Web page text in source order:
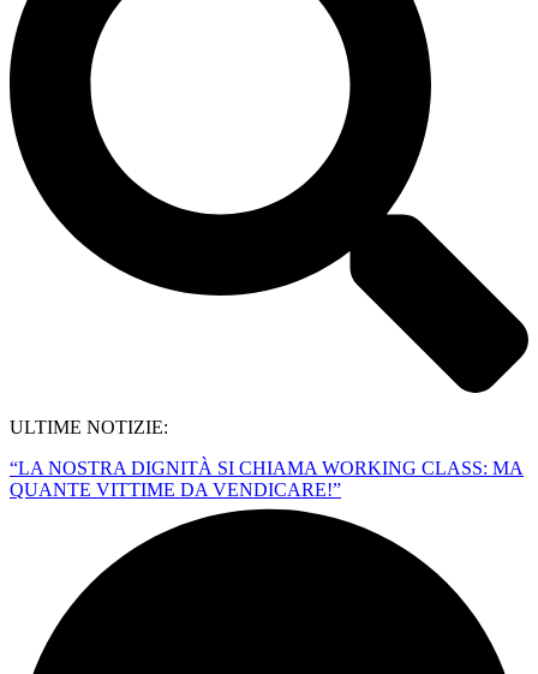
ULTIME NOTIZIE:
“LA NOSTRA DIGNITÀ SI CHIAMA WORKING CLASS: MA
QUANTE VITTIME DA VENDICARE!”